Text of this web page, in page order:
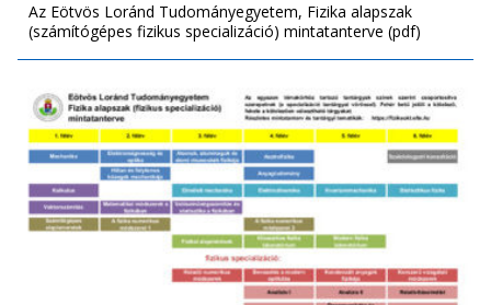
Az Eötvös Loránd Tudományegyetem, Fizika alapszak
(számítógépes fizikus specializáció) mintatanterve (pdf)